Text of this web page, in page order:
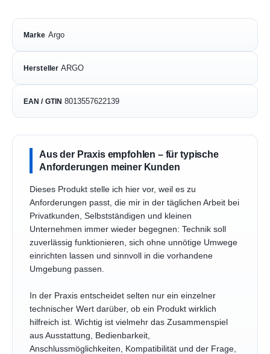
Marke Argo
Hersteller ARGO
EAN / GTIN 8013557622139
Aus der Praxis empfohlen – für typische
Anforderungen meiner Kunden
Dieses Produkt stelle ich hier vor, weil es zu
Anforderungen passt, die mir in der täglichen Arbeit bei
Privatkunden, Selbstständigen und kleinen
Unternehmen immer wieder begegnen: Technik soll
zuverlässig funktionieren, sich ohne unnötige Umwege
einrichten lassen und sinnvoll in die vorhandene
Umgebung passen.
In der Praxis entscheidet selten nur ein einzelner
technischer Wert darüber, ob ein Produkt wirklich
hilfreich ist. Wichtig ist vielmehr das Zusammenspiel
aus Ausstattung, Bedienbarkeit,
Anschlussmöglichkeiten, Kompatibilität und der Frage,